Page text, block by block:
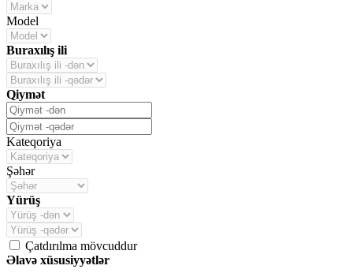
Model
Buraxılış ili
Qiymət
Kateqoriya
Şəhər
Yürüş
Çatdırılma mövcuddur
Əlavə xüsusiyyətlər